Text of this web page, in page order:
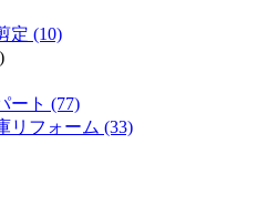
定 (10)
ート (77)
リフォーム (33)